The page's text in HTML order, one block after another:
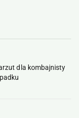
dla kombajnisty